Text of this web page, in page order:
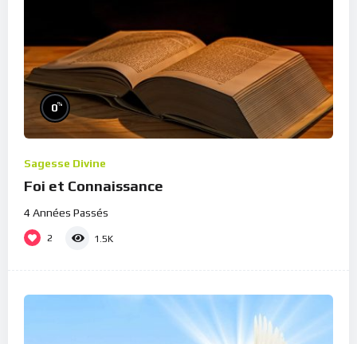
0%
Sagesse Divine
Foi et Connaissance
4 Années Passés
2 1.5K